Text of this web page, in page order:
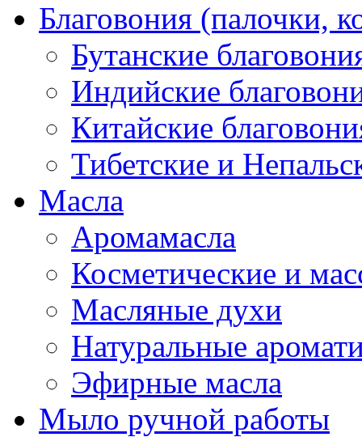
Благовония (палочки,
Бутанские
Индийские
Китайские
Тибетские и
Масла
Аромамасла
Косметические и
Масляные духи
Натуральные
Эфирные масла
Мыло ручной работы